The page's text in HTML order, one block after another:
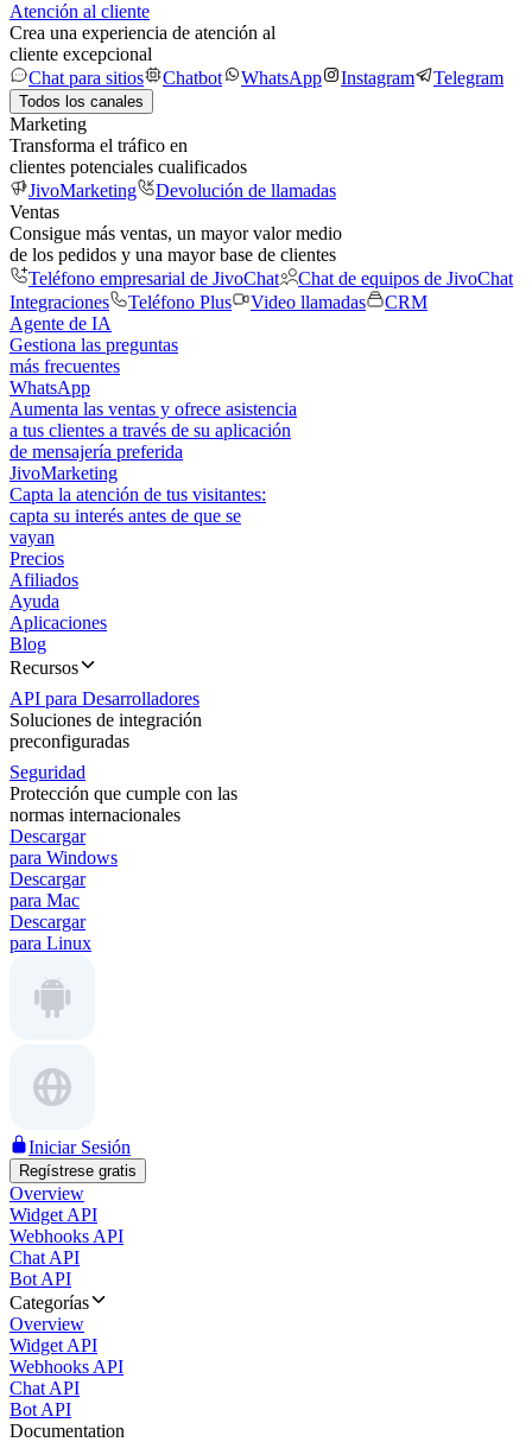
Atención al cliente
Crea una experiencia de atención al
cliente excepcional
Chat para sitios
Chatbot WhatsApp Instagram Telegram
Todos los canales
Marketing
Transforma el tráfico en
clientes potenciales cualificados
JivoMarketing
Devolución de llamadas
Ventas
Consigue más ventas, un mayor valor medio
de los pedidos y una mayor base de clientes
Teléfono empresarial de JivoChat
Chat de equipos de JivoChat
Integraciones
Teléfono Plus Video llamadas
CRM
Agente de IA
Gestiona las preguntas
más frecuentes
WhatsApp
Aumenta las ventas y ofrece asistencia
a tus clientes a través de su aplicación
de mensajería preferida
JivoMarketing
Capta la atención de tus visitantes:
capta su interés antes de que se
vayan
Precios
Afiliados
Ayuda
Aplicaciones
Blog
Recursos
API para Desarrolladores
Soluciones de integración
preconfiguradas
Seguridad
Protección que cumple con las
normas internacionales
Descargar
para Windows
Descargar
para Mac
Descargar
para Linux
Iniciar Sesión
Regístrese gratis
Overview
Widget API
Webhooks API
Chat API
Bot API
Categorías
Overview
Widget API
Webhooks API
Chat API
Bot API
Documentation